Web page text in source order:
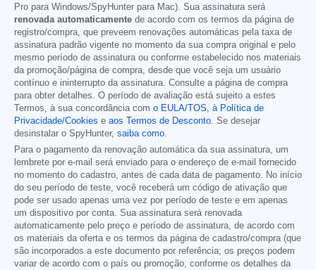
Pro para Windows/SpyHunter para Mac). Sua assinatura será
renovada automaticamente de acordo com os termos da página de
registro/compra, que preveem renovações automáticas pela taxa de
assinatura padrão vigente no momento da sua compra original e pelo
mesmo período de assinatura ou conforme estabelecido nos materiais
da promoção/página de compra, desde que você seja um usuário
contínuo e ininterrupto da assinatura. Consulte a página de compra
para obter detalhes. O período de avaliação está sujeito a estes
Termos, à sua concordância com o EULA/TOS
à Política de
Privacidade/Cookies e aos Termos de Desconto . Se desejar
desinstalar o SpyHunter, saiba como
Para o pagamento da renovação automática da sua assinatura, um
lembrete por e-mail será enviado para o endereço de e-mail fornecido
no momento do cadastro, antes de cada data de pagamento. No início
do seu período de teste, você receberá um código de ativação que
pode ser usado apenas uma vez por período de teste e em apenas
um dispositivo por conta. Sua assinatura será renovada
automaticamente pelo preço e período de assinatura, de acordo com
os materiais da oferta e os termos da página de cadastro/compra (que
são incorporados a este documento por referência; os preços podem
variar de acordo com o país ou promoção, conforme os detalhes da